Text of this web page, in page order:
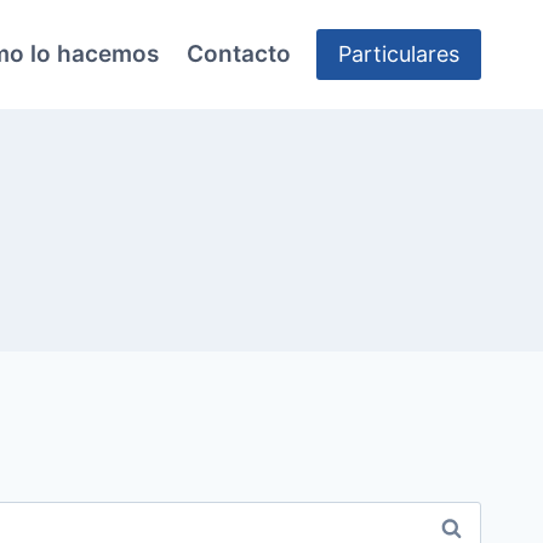
lo hacemos Contacto Particulares